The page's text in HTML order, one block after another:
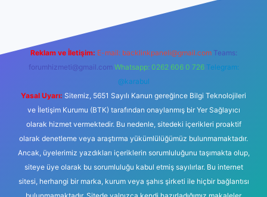
Reklam ve İletişim: E-mail: backlinkpaneli@gmail.com Teams:
forumhizmeti@gmail.com Whatsapp: 0262 606 0 726 Telegram:
@karabul
Yasal Uyarı: Sitemiz, 5651 Sayılı Kanun gereğince Bilgi Teknolojileri
ve İletişim Kurumu (BTK) tarafından onaylanmış bir Yer Sağlayıcı
olarak hizmet vermektedir. Bu nedenle, sitedeki içerikleri proaktif
olarak denetleme veya araştırma yükümlülüğümüz bulunmamaktadır.
Ancak, üyelerimiz yazdıkları içeriklerin sorumluluğunu taşımakta olup,
siteye üye olarak bu sorumluluğu kabul etmiş sayılırlar. Bu internet
sitesi, herhangi bir marka, kurum veya şahıs şirketi ile hiçbir bağlantısı